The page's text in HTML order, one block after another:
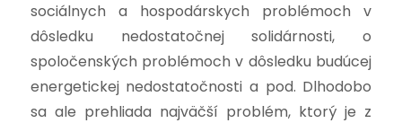
sociálnych a hospodárskych problémoch v
dôsledku nedostatočnej solidárnosti, o
spoločenských problémoch v dôsledku budúcej
energetickej nedostatočnosti a pod. Dlhodobo
sa ale prehliada najväčší problém, ktorý je z